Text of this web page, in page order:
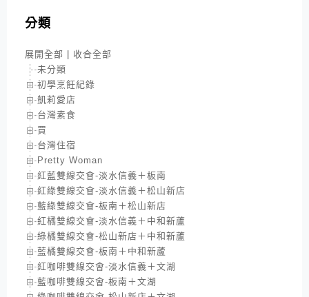
分類
展開全部
收合全部
未分類
初學烹飪紀錄
凱莉愛店
台灣素食
買
台灣住宿
Pretty Woman
紅藍雙線交會-淡水信義＋板南
紅綠雙線交會-淡水信義＋松山新店
藍綠雙線交會-板南＋松山新店
紅橘雙線交會-淡水信義＋中和新蘆
綠橘雙線交會-松山新店＋中和新蘆
藍橘雙線交會-板南＋中和新蘆
紅咖啡雙線交會-淡水信義＋文湖
藍咖啡雙線交會-板南＋文湖